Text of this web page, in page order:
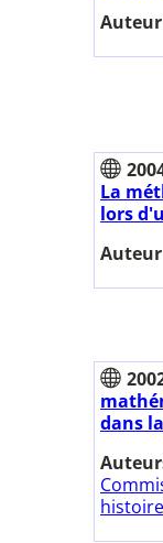
La
lors
dans